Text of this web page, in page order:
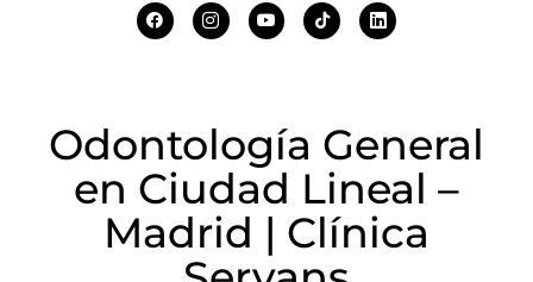
Odontología General
en Ciudad Lineal –
Madrid | Clínica